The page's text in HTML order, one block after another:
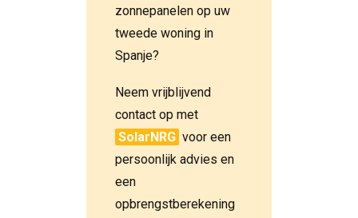
zonnepanelen op uw
tweede woning in
Spanje?
Neem vrijblijvend
contact op met
SolarNRG voor een
persoonlijk advies en
een
opbrengstberekening